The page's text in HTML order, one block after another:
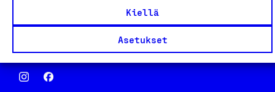
Kiellä
Asetukset